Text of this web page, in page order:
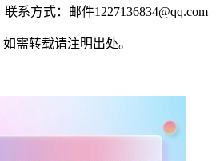
系方式：邮件1227136834@qq.com
需转载请注明出处。